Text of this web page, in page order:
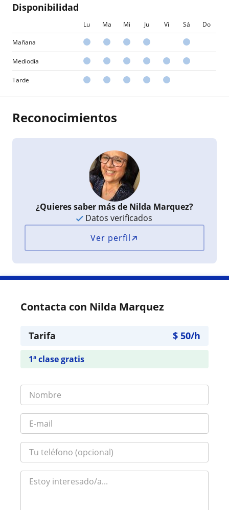
Disponibilidad
Lu Ma Mi Ju Vi Sá Do
Mañana
Mediodía
Tarde
Reconocimientos
¿Quieres saber más de Nilda Marquez?
Datos verificados
Ver perfil
Contacta con Nilda Marquez
Tarifa $ 50/h
1ª clase gratis